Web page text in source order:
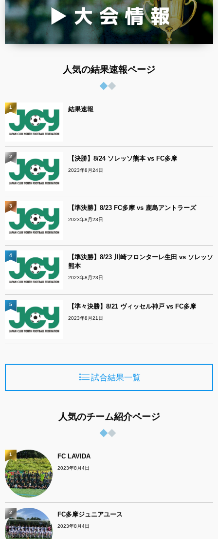
人気の結果速報ページ
結果速報
1
【決勝】8/24 ソレッソ熊本 vs FC多摩
2023年8月24日
2
【準決勝】8/23 FC多摩 vs 鹿島アントラーズ
2023年8月23日
3
【準決勝】8/23 川崎フロンターレ生田 vs ソレッソ
熊本
2023年8月23日
4
【準々決勝】8/21 ヴィッセル神戸 vs FC多摩
2023年8月21日
5
試合結果一覧
人気のチーム紹介ページ
FC LAVIDA
2023年8月4日
1
FC多摩ジュニアユース
2023年8月4日
2